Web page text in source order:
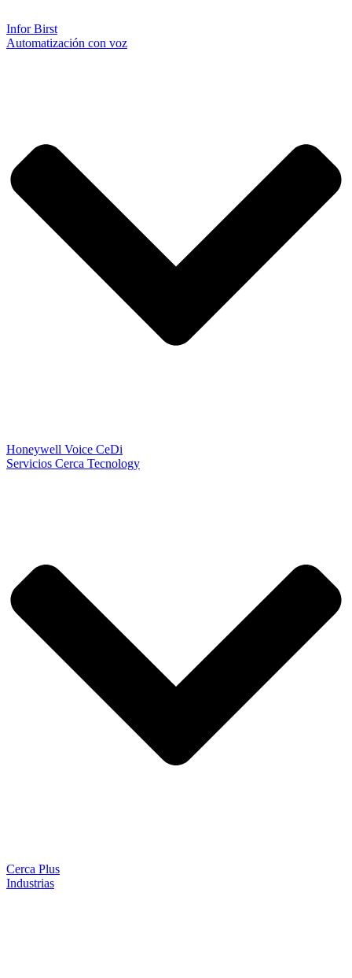
Infor Birst
Automatización con voz
Honeywell Voice CeDi
Servicios Cerca Tecnology
Cerca Plus
Industrias